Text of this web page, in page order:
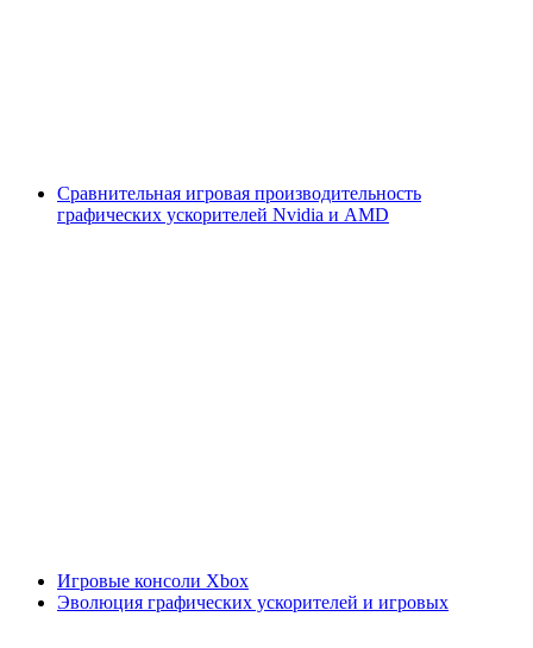
Сравнительная игровая производительность
графических ускорителей Nvidia и AMD
Игровые консоли Xbox
Эволюция графических ускорителей и игровых